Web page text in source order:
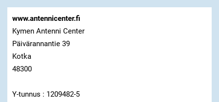
www.antennicenter.fi
Kymen Antenni Center
Päivärannantie 39
Kotka
48300
Y-tunnus : 1209482-5